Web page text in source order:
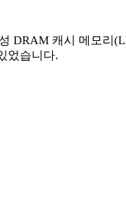
DRAM 캐시 메모리
었습니다.